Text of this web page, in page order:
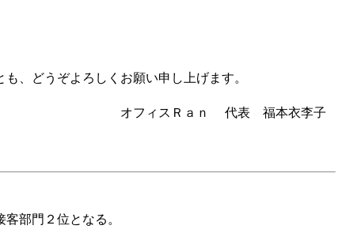
、どうぞよろしくお願い申し上げます。
オフィスＲａｎ 代表 福本衣李子
部門２位となる。